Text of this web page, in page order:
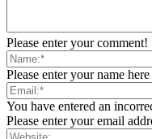
Please enter your comment!
Please enter your name here
You have entered an
Please enter your email